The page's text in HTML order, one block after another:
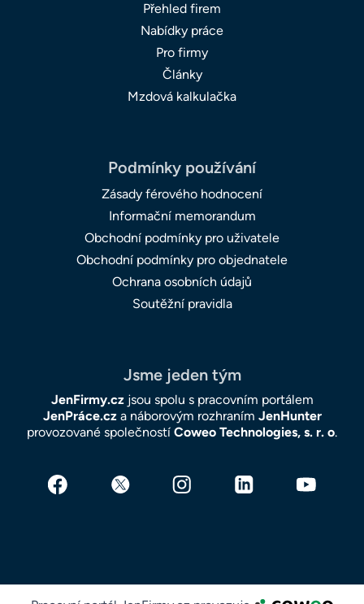
Přehled firem
Nabídky práce
Pro firmy
Články
Mzdová kalkulačka
Podmínky používání
Zásady férového hodnocení
Informační memorandum
Obchodní podmínky pro uživatele
Obchodní podmínky pro objednatele
Ochrana osobních údajů
Soutěžní pravidla
Jsme jeden tým
JenFirmy.czjsou spolu s pracovním portálem
JenPráce.cza náborovým rozhraním JenHunter
provozované společností Coweo Technologies, s. r. o.